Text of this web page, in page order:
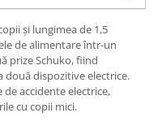
și lungimea de 1,5
de alimentare într-un
prize Schuko, fiind
două dispozitive electrice.
accidente electrice,
cu copii mici.